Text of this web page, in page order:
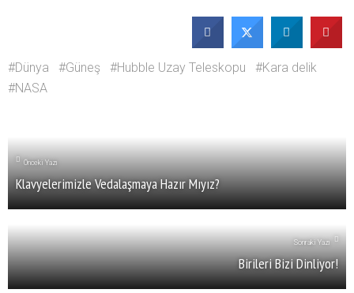
Dünya Güneş Hubble Uzay Teleskopu
Kara delik
NASA
Önceki Yazı
Klavyelerimizle Vedalaşmaya Hazır Mıyız?
Sonraki Yazı
Birileri Bizi Dinliyor!